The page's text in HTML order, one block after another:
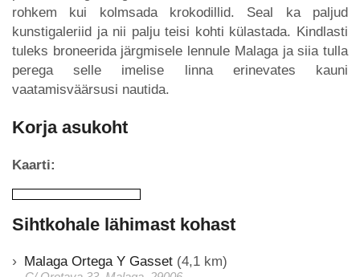
rohkem kui kolmsada krokodillid. Seal ka paljud
kunstigaleriid ja nii palju teisi kohti külastada. Kindlasti
tuleks broneerida järgmisele lennule Malaga ja siia tulla
perega selle imelise linna erinevates kauni
vaatamisväärsusi nautida.
Korja asukoht
Kaarti:
Sihtkohale lähimast kohast
Malaga Ortega Y Gasset (4,1 km)